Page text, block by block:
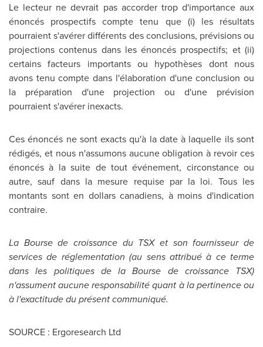
Le lecteur ne devrait pas accorder trop d'importance aux
énoncés prospectifs compte tenu que (i) les résultats
pourraient s'avérer différents des conclusions, prévisions ou
projections contenus dans les énoncés prospectifs; et (ii)
certains facteurs importants ou hypothèses dont nous
avons tenu compte dans l'élaboration d'une conclusion ou
la préparation d'une projection ou d'une prévision
pourraient s'avérer inexacts.
Ces énoncés ne sont exacts qu'à la date à laquelle ils sont
rédigés, et nous n'assumons aucune obligation à revoir ces
énoncés à la suite de tout événement, circonstance ou
autre, sauf dans la mesure requise par la loi. Tous les
montants sont en dollars canadiens, à moins d'indication
contraire.
La Bourse de croissance du TSX et son fournisseur de
services de réglementation (au sens attribué à ce terme
dans les politiques de la Bourse de croissance TSX)
n'assument aucune responsabilité quant à la pertinence ou
à l'exactitude du présent communiqué.
SOURCE : Ergoresearch Ltd